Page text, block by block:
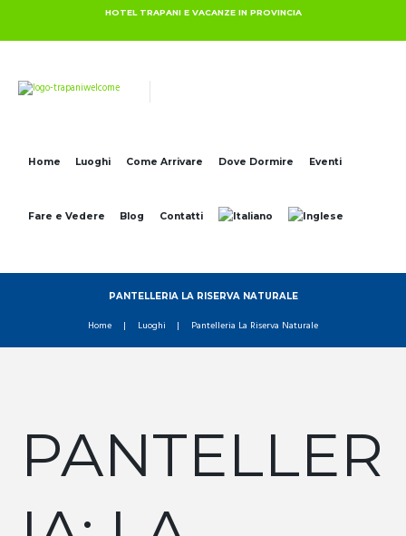
HOTEL TRAPANI E VACANZE IN PROVINCIA
Home Luoghi Come Arrivare Dove Dormire Eventi
Fare e Vedere Blog Contatti
PANTELLERIA LA RISERVA NATURALE
Home Luoghi Pantelleria La Riserva Naturale
PANTELLER